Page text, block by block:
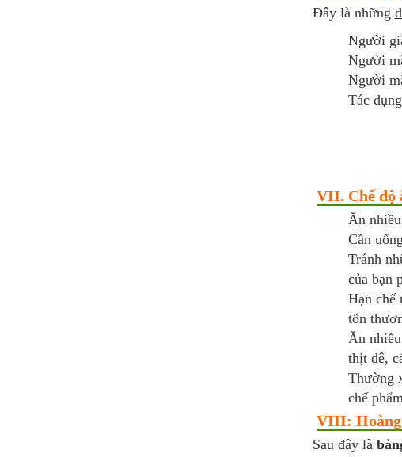
Đây là những
Người
Người
Người
Tác
VII. Chế độ
Ăn
Cần
Tránh
của bạn
Hạn chế
tổn
Ăn
thịt dê,
Thường
chế
VIII: Hoàng
Sau đây là